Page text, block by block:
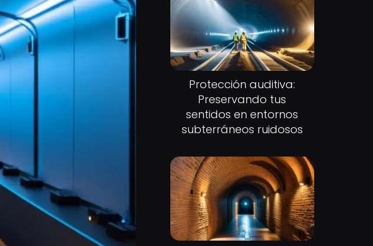
Protección auditiva:
Preservando tus
sentidos en entornos
subterráneos ruidosos